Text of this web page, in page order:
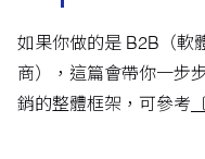
如果你做的是 B2B（軟
商），這篇會帶你一步
銷的整體框架，可參考